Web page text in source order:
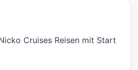
Cruises Reisen mit Start